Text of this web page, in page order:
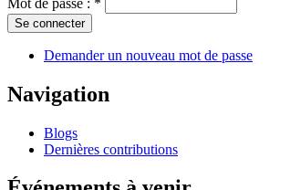
Demander un nouveau mot de passe
Navigation
Blogs
Dernières contributions